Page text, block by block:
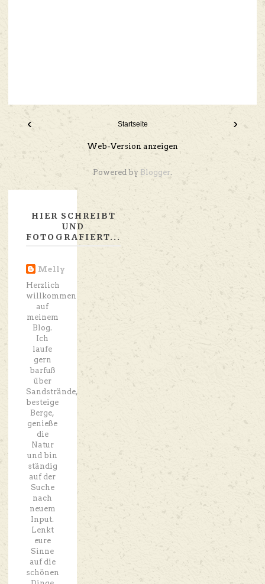
‹ ›
Startseite
Web-Version anzeigen
Powered by Blogger.
HIER SCHREIBT
UND
FOTOGRAFIERT...
Melly
Herzlich
willkommen
auf
meinem
Blog.
Ich
laufe
gern
barfuß
über
Sandstrände,
besteige
Berge,
genieße
die
Natur
und bin
ständig
auf der
Suche
nach
neuem
Input.
Lenkt
eure
Sinne
auf die
schönen